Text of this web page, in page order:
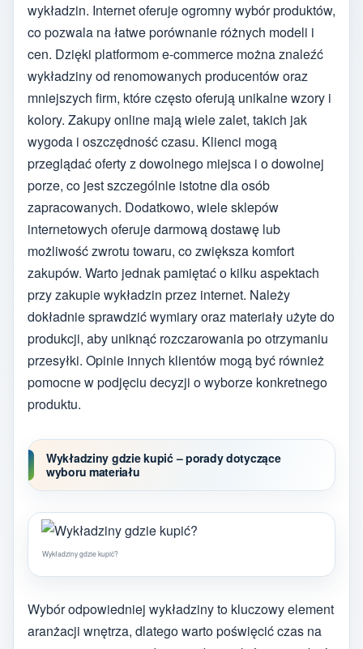
wykładzin. Internet oferuje ogromny wybór produktów,
co pozwala na łatwe porównanie różnych modeli i
cen. Dzięki platformom e-commerce można znaleźć
wykładziny od renomowanych producentów oraz
mniejszych firm, które często oferują unikalne wzory i
kolory. Zakupy online mają wiele zalet, takich jak
wygoda i oszczędność czasu. Klienci mogą
przeglądać oferty z dowolnego miejsca i o dowolnej
porze, co jest szczególnie istotne dla osób
zapracowanych. Dodatkowo, wiele sklepów
internetowych oferuje darmową dostawę lub
możliwość zwrotu towaru, co zwiększa komfort
zakupów. Warto jednak pamiętać o kilku aspektach
przy zakupie wykładzin przez internet. Należy
dokładnie sprawdzić wymiary oraz materiały użyte do
produkcji, aby uniknąć rozczarowania po otrzymaniu
przesyłki. Opinie innych klientów mogą być również
pomocne w podjęciu decyzji o wyborze konkretnego
produktu.
Wykładziny gdzie kupić – porady dotyczące
wyboru materiału
Wykładziny gdzie kupić?
Wybór odpowiedniej wykładziny to kluczowy element
aranżacji wnętrza, dlatego warto poświęcić czas na